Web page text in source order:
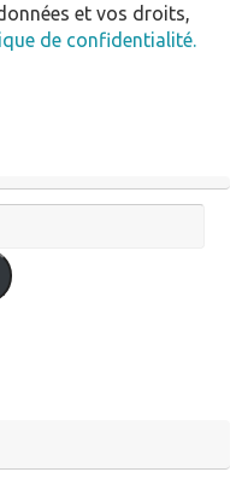
et vos droits,
de confidentialité.